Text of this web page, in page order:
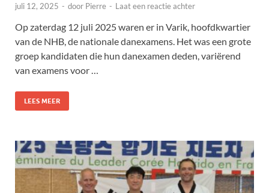
juli 12, 2025 - door Pierre - Laat een reactie achter
Op zaterdag 12 juli 2025 waren er in Varik, hoofdkwartier
van de NHB, de nationale danexamens. Het was een grote
groep kandidaten die hun danexamen deden, variërend
van examens voor …
LEES MEER